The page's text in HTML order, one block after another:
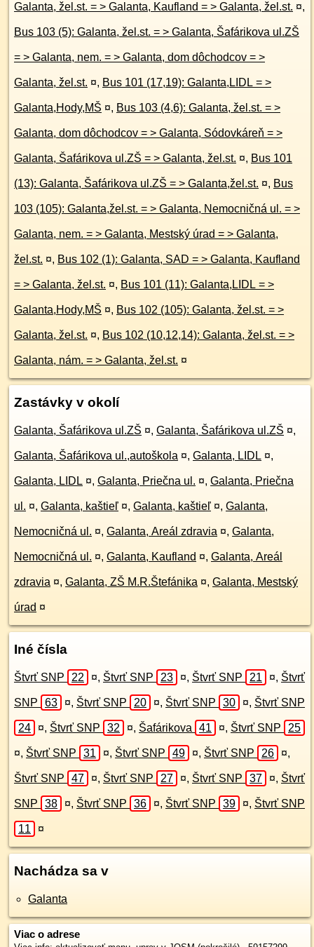
Galanta, žel.st. = > Galanta, Kaufland = > Galanta, žel.st. ¤,
Bus 103 (5): Galanta, žel.st. = > Galanta, Šafárikova ul.ZŠ
= > Galanta, nem. = > Galanta, dom dôchodcov = >
Galanta, žel.st. ¤, Bus 101 (17,19): Galanta,LIDL = >
Galanta,Hody,MŠ ¤, Bus 103 (4,6): Galanta, žel.st. = >
Galanta, dom dôchodcov = > Galanta, Sódovkáreň = >
Galanta, Šafárikova ul.ZŠ = > Galanta, žel.st. ¤, Bus 101
(13): Galanta, Šafárikova ul.ZŠ = > Galanta,žel.st. ¤, Bus
103 (105): Galanta,žel.st. = > Galanta, Nemocničná ul. = >
Galanta, nem. = > Galanta, Mestský úrad = > Galanta,
žel.st. ¤, Bus 102 (1): Galanta, SAD = > Galanta, Kaufland
= > Galanta, žel.st. ¤, Bus 101 (11): Galanta,LIDL = >
Galanta,Hody,MŠ ¤, Bus 102 (105): Galanta, žel.st. = >
Galanta, žel.st. ¤, Bus 102 (10,12,14): Galanta, žel.st. = >
Galanta, nám. = > Galanta, žel.st. ¤
Zastávky v okolí
Galanta, Šafárikova ul.ZŠ ¤, Galanta, Šafárikova ul.ZŠ ¤,
Galanta, Šafárikova ul.,autoškola ¤, Galanta, LIDL ¤,
Galanta, LIDL ¤, Galanta, Priečna ul. ¤, Galanta, Priečna
ul. ¤, Galanta, kaštieľ ¤, Galanta, kaštieľ ¤, Galanta,
Nemocničná ul. ¤, Galanta, Areál zdravia ¤, Galanta,
Nemocničná ul. ¤, Galanta, Kaufland ¤, Galanta, Areál
zdravia ¤, Galanta, ZŠ M.R.Štefánika ¤, Galanta, Mestský
úrad ¤
Iné čísla
Štvrť SNP 22 ¤, Štvrť SNP 23 ¤, Štvrť SNP 21 ¤, Štvrť
SNP 63 ¤, Štvrť SNP 20 ¤, Štvrť SNP 30 ¤, Štvrť SNP
24 ¤, Štvrť SNP 32 ¤, Šafárikova 41 ¤, Štvrť SNP 25
¤, Štvrť SNP 31 ¤, Štvrť SNP 49 ¤, Štvrť SNP 26 ¤,
Štvrť SNP 47 ¤, Štvrť SNP 27 ¤, Štvrť SNP 37 ¤, Štvrť
SNP 38 ¤, Štvrť SNP 36 ¤, Štvrť SNP 39 ¤, Štvrť SNP
11 ¤
Nachádza sa v
Galanta
Viac o adrese